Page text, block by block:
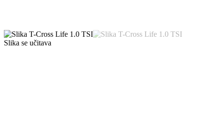
Slika se učitava